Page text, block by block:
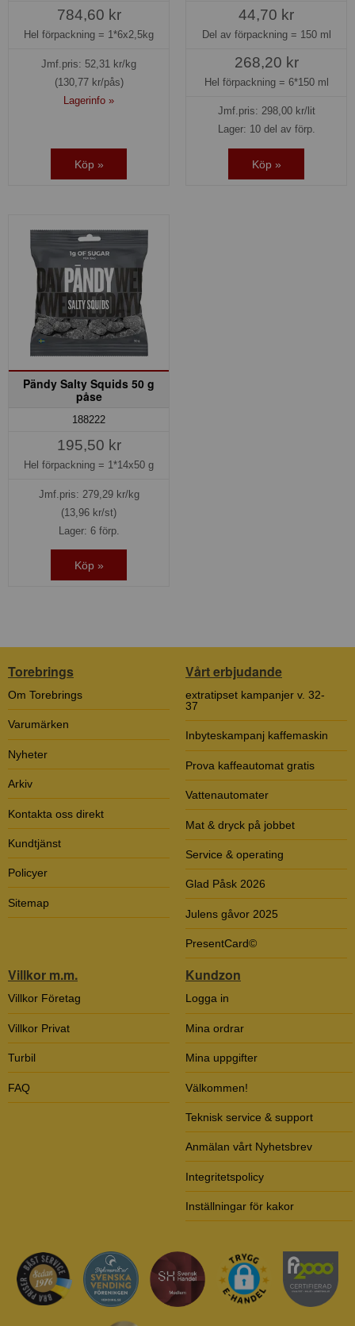
784,60 kr
Hel förpackning = 1*6x2,5kg
Jmf.pris: 52,31 kr/kg
(130,77 kr/pås)
Lagerinfo »
Köp »
44,70 kr
Del av förpackning = 150 ml
268,20 kr
Hel förpackning = 6*150 ml
Jmf.pris: 298,00kr/lit
Lager: 10 del av förp.
Köp »
Pändy Salty Squids 50 g
påse
188222
195,50 kr
Hel förpackning = 1*14x50 g
Jmf.pris: 279,29kr/kg
(13,96 kr/st)
Lager: 6 förp.
Köp »
Torebrings
Om Torebrings
Varumärken
Nyheter
Arkiv
Kontakta oss direkt
Kundtjänst
Policyer
Sitemap
Vårt erbjudande
extratipset kampanjer v. 32-
37
Inbyteskampanj kaffemaskin
Prova kaffeautomat gratis
Vattenautomater
Mat & dryck på jobbet
Service & operating
Glad Påsk 2026
Julens gåvor 2025
PresentCard©
Villkor m.m.
Villkor Företag
Villkor Privat
Turbil
FAQ
Kundzon
Logga in
Mina ordrar
Mina uppgifter
Välkommen!
Teknisk service & support
Anmälan vårt Nyhetsbrev
Integritetspolicy
Inställningar för kakor